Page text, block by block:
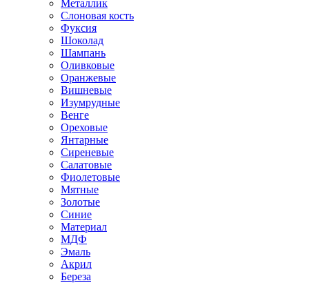
Металлик
Слоновая кость
Фуксия
Шоколад
Шампань
Оливковые
Оранжевые
Вишневые
Изумрудные
Венге
Ореховые
Янтарные
Сиреневые
Салатовые
Фиолетовые
Мятные
Золотые
Синие
Материал
МДФ
Эмаль
Акрил
Береза